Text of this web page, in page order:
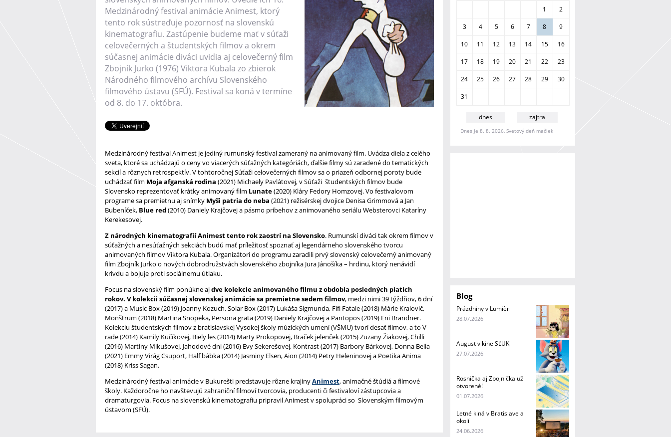
Medzinárodný festival animácie Animest, ktorý
tento rok sústreďuje pozornosť na slovenskú
kinematografiu. Zastúpenie budeme mať v súťaži
celovečerných a študentských filmov a okrem
súčasnej animácie diváci uvidia aj celovečerný film
Zbojník Jurko (1976) Viktora Kubala zo zbierok
Národného filmového archívu Slovenského
filmového ústavu (SFÚ). Festival sa koná v termíne
od 8. do 17. októbra.
Medzinárodný festival Animest je jediný rumunský festival zameraný na animovaný film. Uvádza diela z celého
sveta, ktoré sa uchádzajú o ceny vo viacerých súťažných kategóriách, ďalšie filmy sú zaradené do tematických
sekcií a rôznych retrospektív. V tohtoročnej Súťaži celovečerných filmov sa o priazeň odbornej poroty bude
uchádzať film Moja afganská rodina (2021) Michaely Pavlátovej, v Súťaži študentských filmov bude
Slovensko reprezentovať krátky animovaný film Lunate(2020) Kláry Fedory Homzovej. Vo festivalovom
programe sa premietnu aj snímky Myši patria do neba (2021) režisérskej dvojice Denisa Grimmová a Jan
Bubeníček, Blue red(2010) Daniely Krajčovej a pásmo príbehov z animovaného seriálu Websterovci Kataríny
Kerekesovej.
Z národných kinematografií Animest tento rok zaostrí na Slovensko. Rumunskí diváci tak okrem filmov v
súťažných a nesúťažných sekciách budú mať príležitosť spoznať aj legendárneho slovenského tvorcu
animovaných filmov Viktora Kubala. Organizátori do programu zaradili prvý slovenský celovečerný animovaný
film Zbojník Jurko o nových dobrodružstvách slovenského zbojníka Jura Jánošíka – hrdinu, ktorý nenávidí
krivdu a bojuje proti sociálnemu útlaku.
Focus na slovenský film ponúkne ajdve kolekcie animovaného filmu z obdobia posledných piatich
rokov. V kolekcii súčasnej slovenskej animácie sa premietne sedem filmov, medzi nimi 39 týždňov, 6 dní
(2017) a Music Box (2019) Joanny Kozuch, Solar Box (2017) Lukáša Sigmunda, Fifi Fatale (2018) Márie Kralovič,
Monštrum (2018) Martina Snopeka, Persona grata (2019) Daniely Krajčovej a Pantopos (2019) Eni Brandner.
Kolekciu študentských filmov z bratislavskej Vysokej školy múzických umení (VŠMU) tvorí desať filmov, a to V
rade (2014) Kamily Kučíkovej, Biely les (2014) Marty Prokopovej, Braček jelenček (2015) Zuzany Žiakovej, Chilli
(2016) Martiny Mikušovej, Jahodové dni (2016) Evy Sekerešovej, Kontrast (2017) Barbory Bárkovej, Donna Bella
(2021) Emmy Virág Csuport, Half bábka (2014) Jasminy Elsen, Aion (2014) Petry Heleninovej a Poetika Anima
(2018) Kriss Sagan.
Medzinárodný festival animácie v Bukurešti predstavuje rôzne krajinyAnimest, animačné štúdiá a filmové
školy. Každoročne ho navštevujú zahraniční filmoví tvorcovia, producenti či festivaloví zástupcovia a
dramaturgovia. Focus na slovenskú kinematografiu pripravil Animest v spolupráci so Slovenským filmovým
ústavom (SFÚ).
1 2
3 4 5 6 7 8 9
10 11 12 13 14 15 16
17 18 19 20 21 22 23
24 25 26 27 28 29 30
31
dnes zajtra
Dnes je 8. 8. 2026, Svetový deň mačiek
Blog
Prázdniny v Lumièri
28.07.2026
August v kine SĽUK
27.07.2026
Rosnička aj Zbojnička už
otvorené!
01.07.2026
Letné kiná v Bratislave a
okolí
24.06.2026